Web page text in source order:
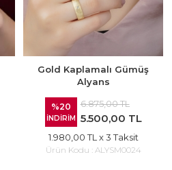
Gold Kaplamalı Gümüş
Alyans
%20
İNDİRİM
6.875,00 TL
5.500,00 TL
1.980,00 TL x 3 Taksit
Ürün Kodu : ALYSM0024